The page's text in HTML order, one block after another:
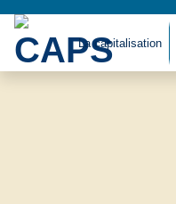
La capitalisation